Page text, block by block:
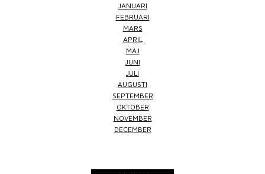
JANUARI
FEBRUARI
MARS
APRIL
MAJ
JUNI
JULI
AUGUSTI
SEPTEMBER
OKTOBER
NOVEMBER
DECEMBER